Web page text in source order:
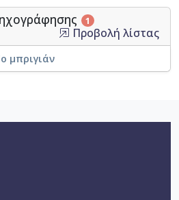
1
Προβολή λίστας
μπριγιάν